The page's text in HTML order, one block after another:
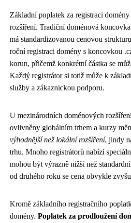
Základní poplatek za registraci
rozšíření. Tradiční doménová
má standardizovanou cenovou
roční registraci domény s koncovkou
korun, přičemž konkrétní částka se
Každý registrátor si totiž může k
služby a zákaznickou podporu.
U mezinárodních doménových
ovlivněny globálním trhem a kurzy
výhodnější než lokální rozšíření, jindy
trhu. Mnoho registrátorů nabízí
mohou být výrazně nižší než
od druhého roku se cena obvykle
Kromě základního registračního
domény. Poplatek za prodloužení